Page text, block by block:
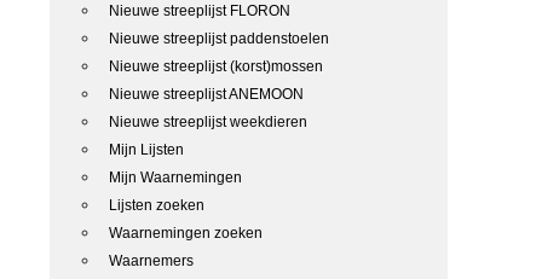
Nieuwe streeplijst FLORON
Nieuwe streeplijst paddenstoelen
Nieuwe streeplijst (korst)mossen
Nieuwe streeplijst ANEMOON
Nieuwe streeplijst weekdieren
Mijn Lijsten
Mijn Waarnemingen
Lijsten zoeken
Waarnemingen zoeken
Waarnemers